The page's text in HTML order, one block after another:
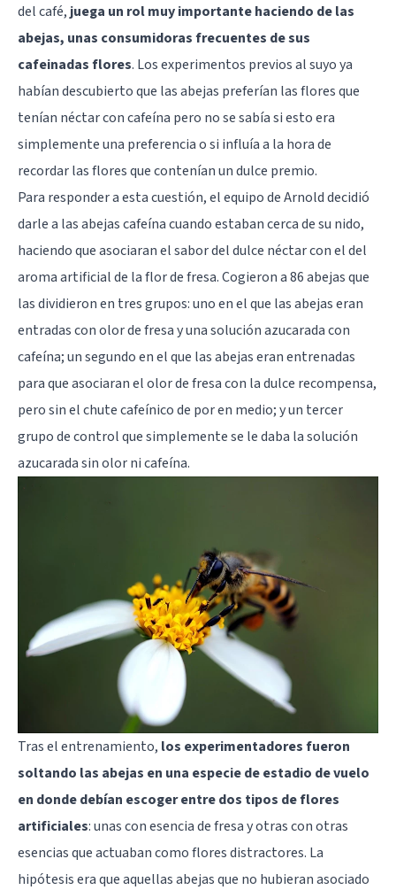
del café, juega un rol muy importante haciendo de las
abejas, unas consumidoras frecuentes de sus
cafeinadas flores. Los experimentos previos al suyo ya
habían descubierto que las abejas preferían las flores que
tenían néctar con cafeína pero no se sabía si esto era
simplemente una preferencia o si influía a la hora de
recordar las flores que contenían un dulce premio.
Para responder a esta cuestión, el equipo de Arnold decidió
darle a las abejas cafeína cuando estaban cerca de su nido,
haciendo que asociaran el sabor del dulce néctar con el del
aroma artificial de la flor de fresa. Cogieron a 86 abejas que
las dividieron en tres grupos: uno en el que las abejas eran
entradas con olor de fresa y una solución azucarada con
cafeína; un segundo en el que las abejas eran entrenadas
para que asociaran el olor de fresa con la dulce recompensa,
pero sin el chute cafeínico de por en medio; y un tercer
grupo de control que simplemente se le daba la solución
azucarada sin olor ni cafeína.
Tras el entrenamiento, los experimentadores fueron
soltando las abejas en una especie de estadio de vuelo
en donde debían escoger entre dos tipos de flores
artificiales: unas con esencia de fresa y otras con otras
esencias que actuaban como flores distractores. La
hipótesis era que aquellas abejas que no hubieran asociado